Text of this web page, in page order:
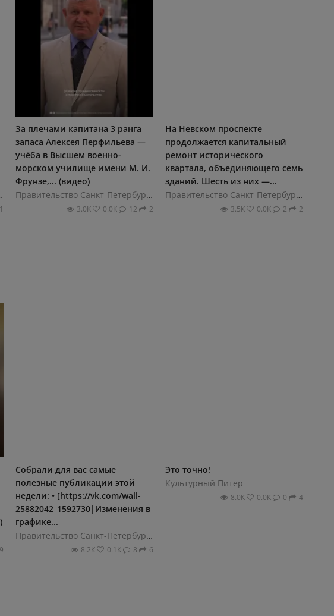
1
За плечами капитана 3 ранга
запаса Алексея Перфильева —
учёба в Высшем военно-
морском училище имени М. И.
Фрунзе,... (видео)
Правительство Санкт-Петербурга
3.0К 0.0К 12 2
На Невском проспекте
продолжается капитальный
ремонт исторического
квартала, объединяющего семь
зданий. Шесть из них —...
Правительство Санкт-Петербурга
3.5К 0.0К 2 2
Собрали для вас самые
полезные публикации этой
недели: • [https://vk.com/wall-
25882042_1592730|Изменения в
графике...
Правительство Санкт-Петербурга
8.2К 0.1К 8 6
Этo тoчнo!
Культурный Питер
8.0К 0.0К 0 4